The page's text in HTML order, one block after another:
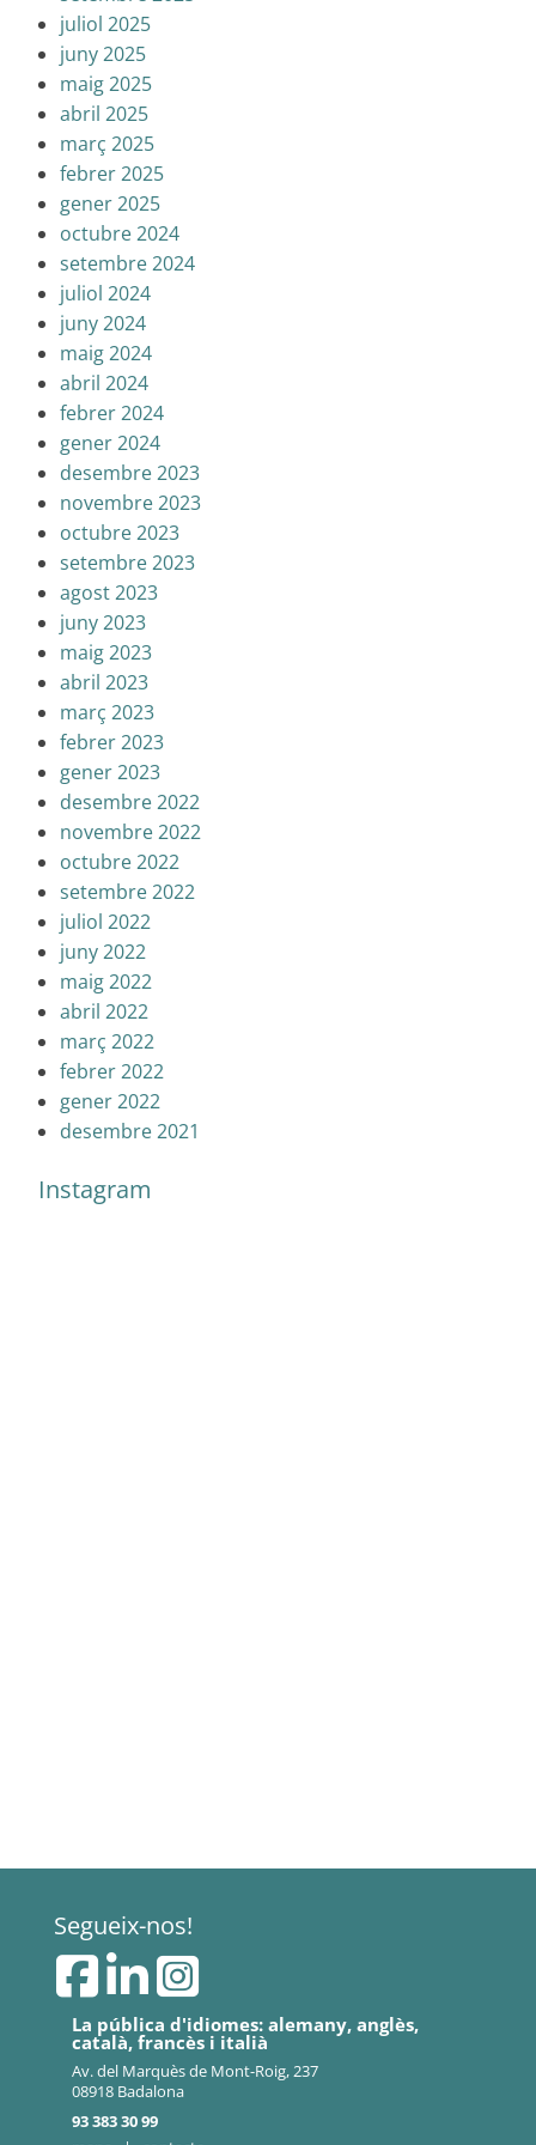
juliol 2025
juny 2025
maig 2025
abril 2025
març 2025
febrer 2025
gener 2025
octubre 2024
setembre 2024
juliol 2024
juny 2024
maig 2024
abril 2024
febrer 2024
gener 2024
desembre 2023
novembre 2023
octubre 2023
setembre 2023
agost 2023
juny 2023
maig 2023
abril 2023
març 2023
febrer 2023
gener 2023
desembre 2022
novembre 2022
octubre 2022
setembre 2022
juliol 2022
juny 2022
maig 2022
abril 2022
març 2022
febrer 2022
gener 2022
desembre 2021
Instagram
Segueix-nos!
La pública d'idiomes: alemany, anglès,
català, francès i italià
Av. del Marquès de Mont-Roig, 237
08918 Badalona
93 383 30 99